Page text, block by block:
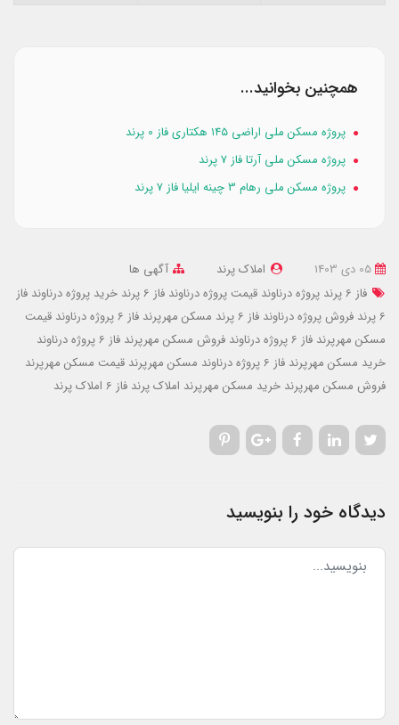
همچنین بخوانید...
پروژه مسکن ملی اراضی ۱۴۵ هکتاری فاز 0 پرند
پروژه مسکن ملی آرتا فاز 7 پرند
پروژه مسکن ملی رهام 3 چینه ایلیا فاز 7 پرند
املاک پرند
آگهی ها
فاز 6 پرند پروژه درناوند
قیمت پروژه درناوند فاز 6 پرند
خرید پروژه درناوند فاز
6 پرند
فروش پروژه درناوند فاز 6 پرند مسکن مهرپرند فاز 6 پروژه درناوند
قیمت
مسکن مهرپرند فاز 6 پروژه درناوند
فروش مسکن مهرپرند فاز 6 پروژه درناوند
خرید مسکن مهرپرند فاز 6 پروژه درناوند
مسکن مهرپرند قیمت مسکن مهرپرند
فروش مسکن مهرپرند خرید مسکن مهرپرند املاک پرند فاز 6 املاک پرند
دیدگاه خود را بنویسید